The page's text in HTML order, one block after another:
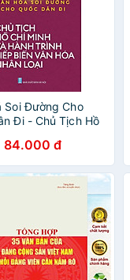
Soi Đường Cho
Đi - Chủ Tịch Hồ
Hoá Nhân Loại
84.000 đ